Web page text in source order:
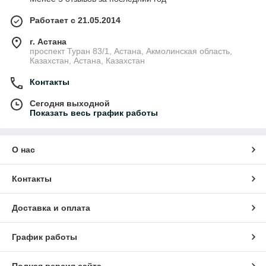
Работает с 21.05.2014
г. Астана
проспект Туран 83/1, Астана, Акмолинская область,
Казахстан, Астана, Казахстан
Контакты
Сегодня выходной
Показать весь график работы
О нас
Контакты
Доставка и оплата
График работы